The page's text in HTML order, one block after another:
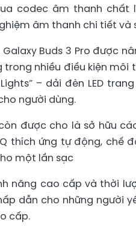
codec âm thanh chất
âm thanh chi tiết
Buds 3 Pro được
trong nhiều điều kiện
– dải đèn LED
người dùng.
được cho là sở hữu
thích ứng tự động, chế
một lần sạc
năng cao cấp và thời
dẫn cho những người
cấp.